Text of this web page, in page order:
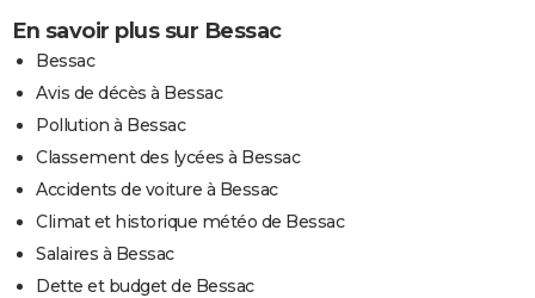
En savoir plus sur Bessac
Bessac
Avis de décès à Bessac
Pollution à Bessac
Classement des lycées à Bessac
Accidents de voiture à Bessac
Climat et historique météo de Bessac
Salaires à Bessac
Dette et budget de Bessac